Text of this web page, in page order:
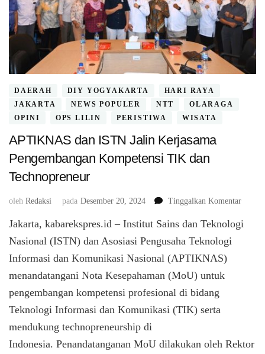
DAERAH DIY YOGYAKARTA
HARI RAYA
JAKARTA
NEWS POPULER NTT
OLARAGA
OPINI
OPS LILIN PERISTIWA WISATA
APTIKNAS dan ISTN Jalin Kerjasama
Pengembangan Kompetensi TIK dan
Technopreneur
oleh Redaksi pada Desember 20, 2024 Tinggalkan Komentarpada
dan
Jakarta, kabarekspres.id – Institut Sains dan Teknologi
Nasional (ISTN) dan Asosiasi Pengusaha Teknologi
Informasi dan Komunikasi Nasional (APTIKNAS)
menandatangani Nota Kesepahaman (MoU) untuk
pengembangan kompetensi profesional di bidang
Teknologi Informasi dan Komunikasi (TIK) serta
mendukung technopreneurship di
Indonesia. Penandatanganan MoU dilakukan oleh Rektor